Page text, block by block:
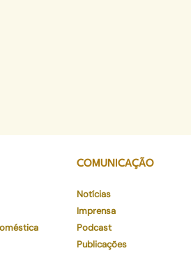
COMUNICAÇÃO
Notícias
Imprensa
Podcast
Publicações